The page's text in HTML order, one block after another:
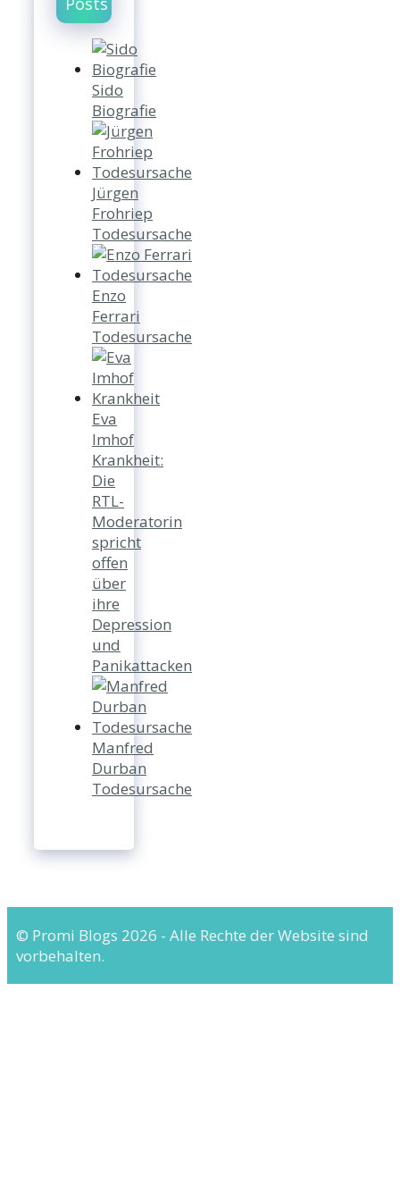
Sido
Biografie
Jürgen
Frohriep
Todesursache
Enzo
Ferrari
Todesursache
Eva
Imhof
Krankheit:
Die
RTL-
Moderatorin
spricht
offen
über
ihre
Depression
und
Panikattacken
Manfred
Durban
Todesursache
© Promi Blogs 2026 - Alle Rechte der Website sind
vorbehalten.